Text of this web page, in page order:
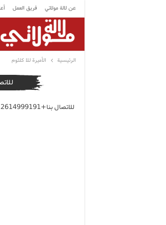
عن لالة مولاتي فريق العمل
الرئيسية الأميرة للا كلثوم
للاتصال بنا+212614999191